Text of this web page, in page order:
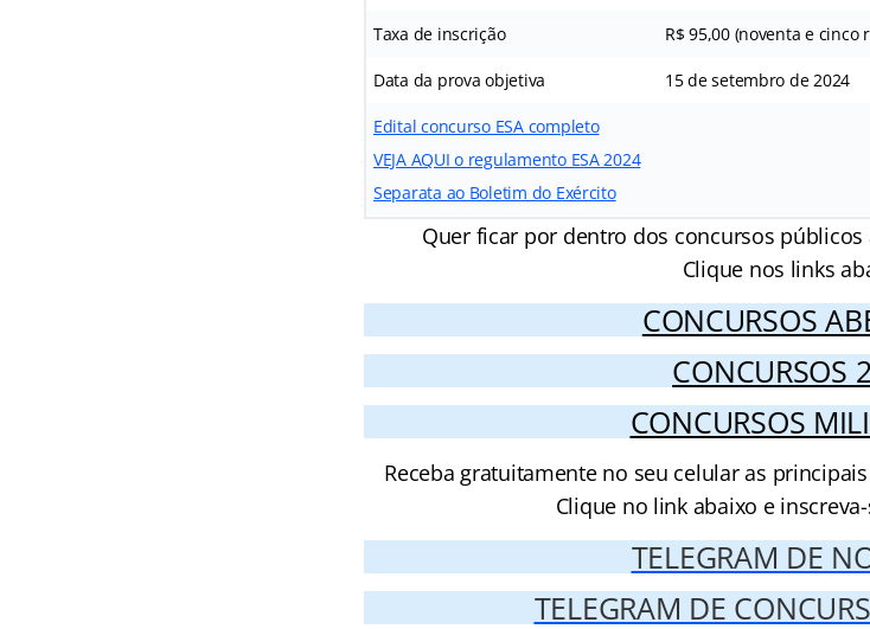
Taxa de inscrição R$ 95,00 (noventa e cinco
Data da prova objetiva 15 de setembro de 2024
Edital concurso ESA completo
VEJA AQUI o regulamento ESA 2024
Separata ao Boletim do Exército
Quer ficar por dentro dos concursos
Clique nos links
CONCURSOS
CONCURSOS
CONCURSOS
Receba gratuitamente no seu celular as
Clique no link abaixo e
TELEGRAM DE
TELEGRAM DE